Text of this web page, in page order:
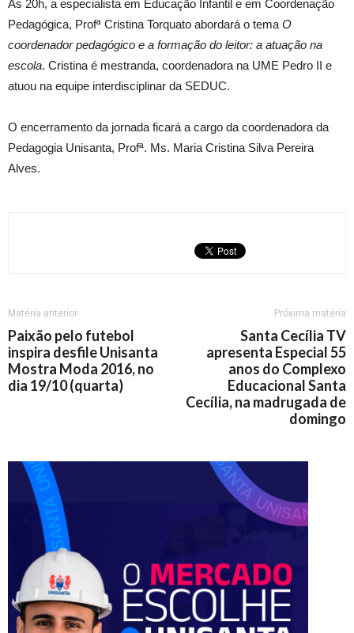
Às 20h, a especialista em Educação Infantil e em Coordenação
Pedagógica, Profª Cristina Torquato abordará o tema O
coordenador pedagógico e a formação do leitor: a atuação na
escola. Cristina é mestranda, coordenadora na UME Pedro II e
atuou na equipe interdisciplinar da SEDUC.
O encerramento da jornada ficará a cargo da coordenadora da
Pedagogia Unisanta, Profª. Ms. Maria Cristina Silva Pereira
Alves.
Matéria anterior
Paixão pelo futebol
inspira desfile Unisanta
Mostra Moda 2016, no
dia 19/10 (quarta)
Próxima matéria
Santa Cecília TV
apresenta Especial 55
anos do Complexo
Educacional Santa
Cecília, na madrugada de
domingo